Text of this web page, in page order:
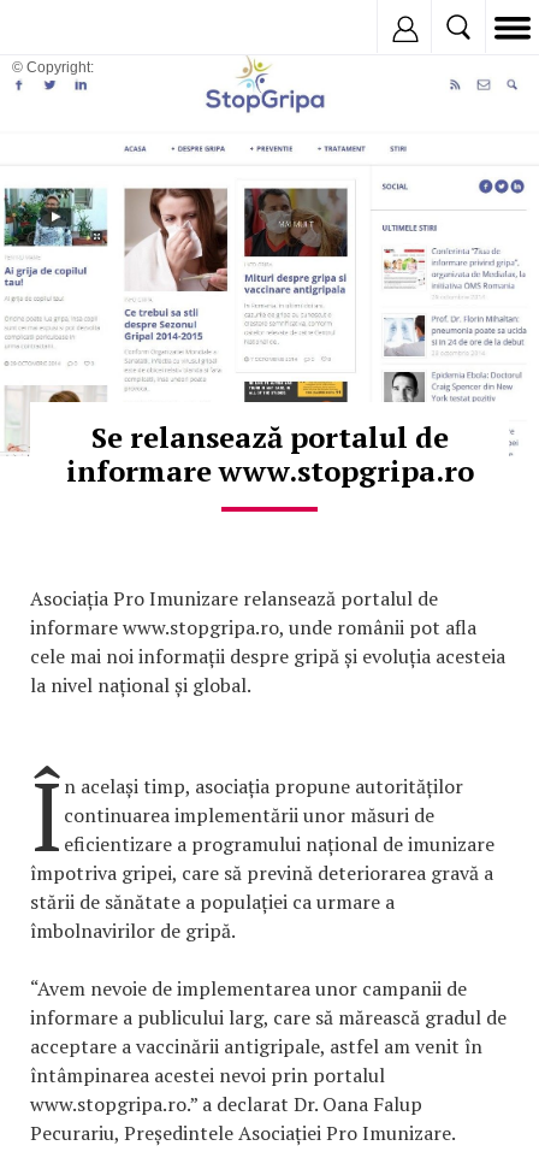
© Copyright:
Se relansează portalul de
informare www.stopgripa.ro
Asociația Pro Imunizare relansează portalul de
informare www.stopgripa.ro, unde românii pot afla
cele mai noi informații despre gripă și evoluția acesteia
la nivel național și global.
În același timp, asociația propune autorităților
continuarea implementării unor măsuri de
eficientizare a programului național de imunizare
împotriva gripei, care să prevină deteriorarea gravă a
stării de sănătate a populației ca urmare a
îmbolnavirilor de gripă.
“Avem nevoie de implementarea unor campanii de
informare a publicului larg, care să mărească gradul de
acceptare a vaccinării antigripale, astfel am venit în
întâmpinarea acestei nevoi prin portalul
www.stopgripa.ro.” a declarat Dr. Oana Falup
Pecurariu, Președintele Asociației Pro Imunizare.